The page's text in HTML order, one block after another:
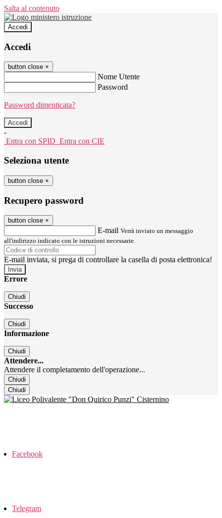
Salta al contenuto
Accedi
Accedi
button close ×
Nome Utente
Password
Password dimenticata?
-
Entra con SPID Entra con CIE
Seleziona utente
button close ×
Recupero password
button close ×
E-mail Verrà inviato un messaggio
all'indirizzo indicato con le istruzioni necessarie.
E-mail inviata, si prega di controllare la casella di posta elettronica!
Errore
Chiudi
Successo
Chiudi
Informazione
Chiudi
Attendere...
Attendere il completamento dell'operazione...
Chiudi
Chiudi
Facebook
Telegram